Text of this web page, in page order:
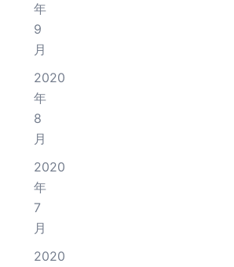
年
9
月
2020
年
8
月
2020
年
7
月
2020